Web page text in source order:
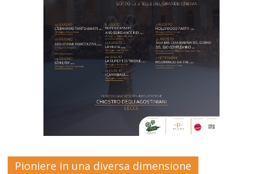
Pioniere in una diversa dimensione